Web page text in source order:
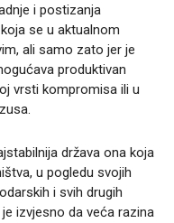
i postizanja
se u aktualnom
ali samo zato jer je
produktivan
vrsti kompromisa ili u
država ona koja
u pogledu svojih
i svih drugih
izvjesno da veća razina